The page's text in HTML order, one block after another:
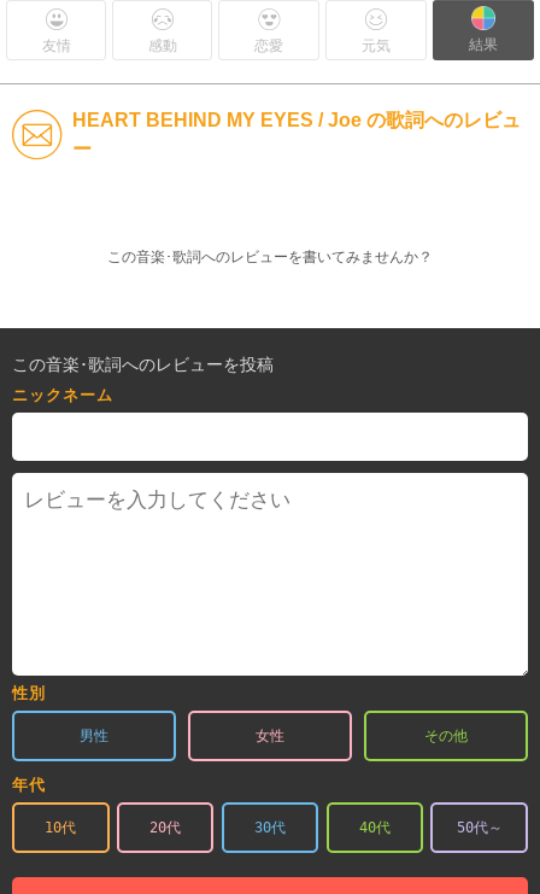
友情 感動 恋愛 元気 結果
HEART BEHIND MY EYES / Joe の歌詞へのレビュ
ー
この音楽･歌詞へのレビューを書いてみませんか？
この音楽･歌詞へのレビューを投稿
ニックネーム
性別
男性 女性 その他
年代
10代 20代 30代 40代 50代～